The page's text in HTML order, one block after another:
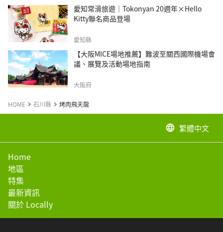
愛知常滑旅遊｜Tokonyan 20週年×Hello
Kitty聯名商品登場
愛知縣
【大阪MICE場地推薦】難波至關西國際機場會
議、展覽及活動場地指南
大阪府
HOME 石川縣 烤肉飛天龍
language 繁體中文
Home
地區
特集
最新資訊
關於 Locally